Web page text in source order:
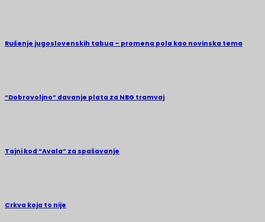
Rušenje jugoslovenskih tabua – promena pola kao novinska tema
“Dobrovoljno” davanje plata za NBG tramvaj
Tajni kod “Avala” za spašavanje
Crkva koja to nije